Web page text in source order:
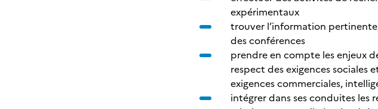
expérimentaux
trouver l’information
des conférences
prendre en compte les enjeux
respect des exigences
exigences commerciales,
intégrer dans ses conduites les